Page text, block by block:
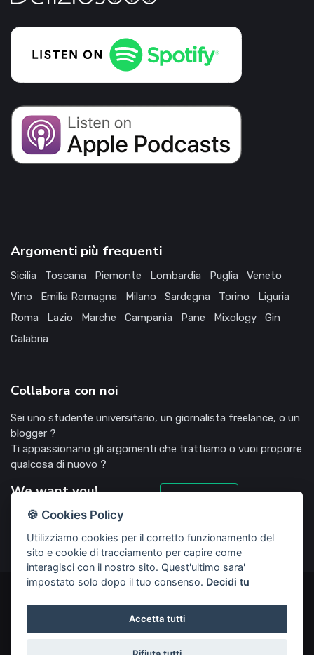
Argomenti più frequenti
Sicilia Toscana Piemonte Lombardia Puglia
Veneto
Vino
Emilia Romagna Milano Sardegna Torino
Liguria
Roma
Lazio Marche Campania Pane Mixology
Gin
Calabria
Collabora con noi
Sei uno studente universitario, un giornalista freelance, o un
blogger ?
Ti appassionano gli argomenti che trattiamo o vuoi proporre
qualcosa di nuovo ?
We want you!
©2022 Deliziosooo.it - v. 1.1.0 - Tutti i diritti sono riservati,
vietata la riproduzione senza accordi preventivi
Start Up creata daRubisco web agency
🍪 Cookies Policy
Utilizziamo cookies per il corretto funzionamento del
sito e cookie di tracciamento per capire come
interagisci con il nostro sito. Quest'ultimo sara'
impostato solo dopo il tuo consenso. Decidi tu
Accetta tutti